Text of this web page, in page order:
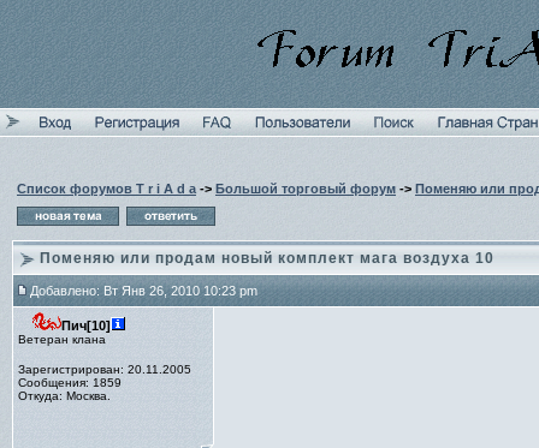
Список форумов T r i A d a -> Большой торговый форум -> Поменяю или
Поменяю или продам новый комплект мага воздуха 10
Добавлено: Вт Янв 26, 2010 10:23 pm
Пич[10]
Ветеран клана
Зарегистрирован: 20.11.2005
Сообщения: 1859
Откуда: Москва.